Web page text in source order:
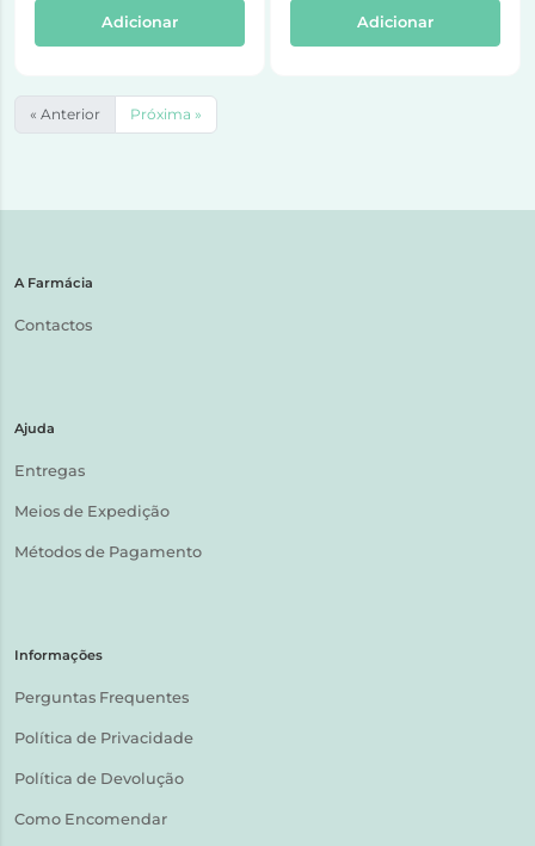
Adicionar Adicionar
« Anterior Próxima »
A Farmácia
Contactos
Ajuda
Entregas
Meios de Expedição
Métodos de Pagamento
Informações
Perguntas Frequentes
Política de Privacidade
Política de Devolução
Como Encomendar